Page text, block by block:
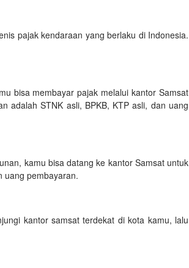
pajak kendaraan yang berlaku di Indonesia.
bisa membayar pajak melalui kantor Samsat
adalah STNK asli, BPKB, KTP asli, dan uang
kamu bisa datang ke kantor Samsat untuk
uang pembayaran.
kantor samsat terdekat di kota kamu, lalu